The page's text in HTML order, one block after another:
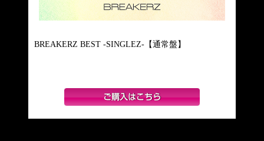
BREAKERZ BEST -SINGLEZ-【通常盤】